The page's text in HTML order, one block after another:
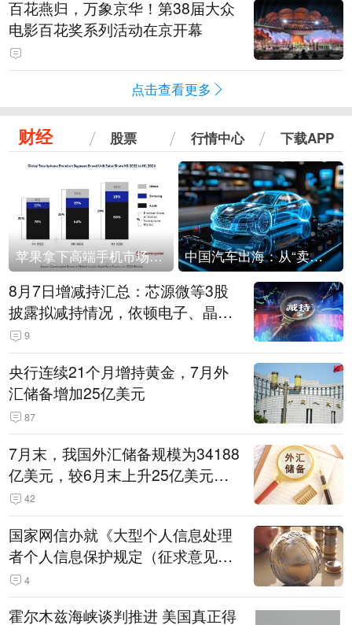
百花燕归，万象京华！第38届大众
电影百花奖系列活动在京开幕
点击查看更多
财经 股票 行情中心 下载APP
苹果拿下高端手机市场65%的份额：iPhone 17系列功不可没 中国汽车出海：从“卖出去”到“走进去”
8月7日增减持汇总：芯源微等3股
披露拟减持情况，依顿电子、晶华
微拟增持（表）
9
央行连续21个月增持黄金，7月外
汇储备增加25亿美元
87
7月末，我国外汇储备规模为34188
亿美元，较6月末上升25亿美元，
升幅为0.07%
42
国家网信办就《大型个人信息处理
者个人信息保护规定（征求意见
稿）》公开征求意见
4
霍尔木兹海峡谈判推进 美国真正得